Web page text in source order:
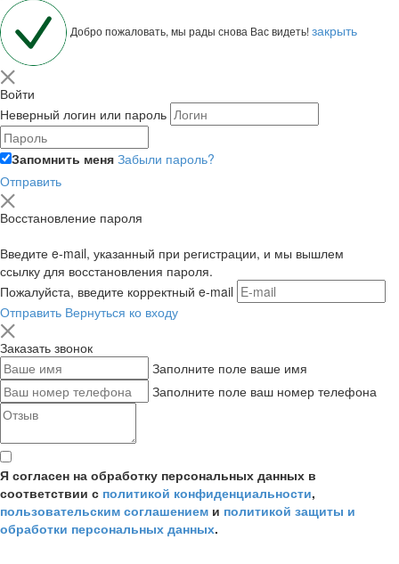
Добро пожаловать, мы рады снова Вас видеть!закрыть
Войти
Неверный логин или пароль
Запомнить меня Забыли пароль?
Отправить
Восстановление пароля
Введите e-mail, указанный при регистрации, и мы вышлем
ссылку для восстановления пароля.
Пожалуйста, введите корректный e-mail
Отправить Вернуться ко входу
Заказать звонок
Заполните поле ваше имя
Заполните поле ваш номер телефона
Я согласен на обработку персональных данных в
соответствии с политикой конфиденциальности,
пользовательским соглашением и политикой защиты и
обработки персональных данных.